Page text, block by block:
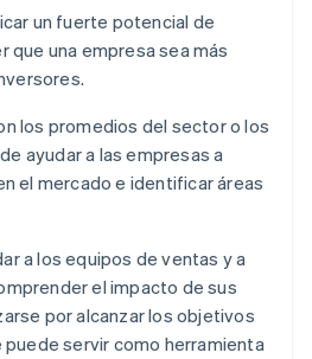
un fuerte potencial de
que una empresa sea más
los promedios del sector o los
ayudar a las empresas a
el mercado e identificar áreas
a los equipos de ventas y a
el impacto de sus
por alcanzar los objetivos
puede servir como herramienta